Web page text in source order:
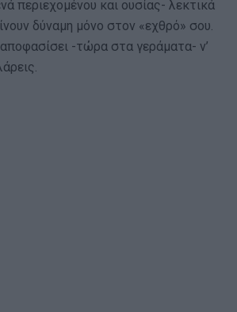
περιεχομένου και ουσίας- λεκτικά
δύναμη μόνο στον «εχθρό» σου.
αποφασίσει -τώρα στα γεράματα- ν’